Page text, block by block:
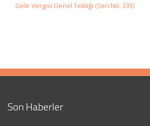
Gelir Vergisi Genel Tebliği (Seri No: 335)
Son Haberler